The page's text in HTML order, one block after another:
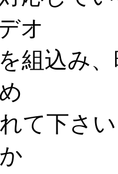
オ
組込み
て下さ